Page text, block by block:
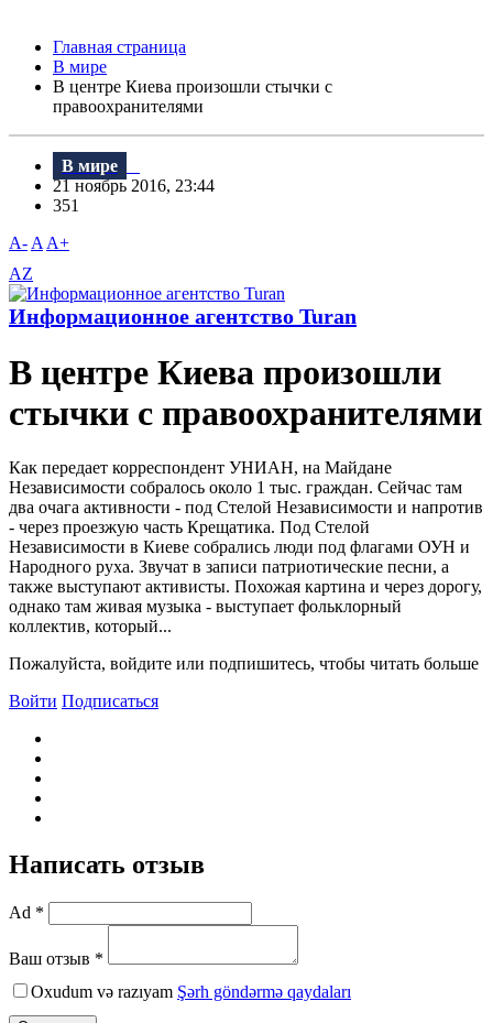
Главная страница
В мире
В центре Киева произошли стычки с
правоохранителями
В мире
21 ноябрь 2016, 23:44
351
A- A A+
AZ
Информационное агентство Turan
В центре Киева произошли
стычки с правоохранителями
Как передает корреспондент УНИАН, на Майдане
Независимости собралось около 1 тыс. граждан. Сейчас там
два очага активности - под Стелой Независимости и напротив
- через проезжую часть Крещатика. Под Стелой
Независимости в Киеве собрались люди под флагами ОУН и
Народного руха. Звучат в записи патриотические песни, а
также выступают активисты. Похожая картина и через дорогу,
однако там живая музыка - выступает фольклорный
коллектив, который...
Пожалуйста, войдите или подпишитесь, чтобы читать больше
Войти Подписаться
Написать отзыв
Ad *
Ваш отзыв *
Oxudum və razıyam Şərh göndərmə qaydaları